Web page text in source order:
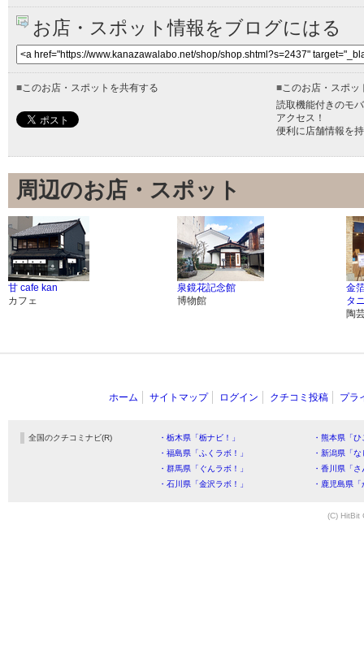
お店・スポット情報をブログにはる
■このお店・スポットを共有する ■このお店・スポッ
読取機能付きのモ
アクセス！
便利に店舗情報を
周辺のお店・スポット
甘 cafe kan
カフェ
泉鏡花記念館
博物館
金
タ
陶
ホーム サイトマップ ログイン クチコミ投稿 プラ
全国のクチコミナビ(R) ・栃木県「栃ナビ！」
・熊本県「
・福島県「ふくラボ！」
・新潟県「
・群馬県「ぐんラボ！」
・香川県「
・石川県「金沢ラボ！」
・鹿児島県
(C) HitBit